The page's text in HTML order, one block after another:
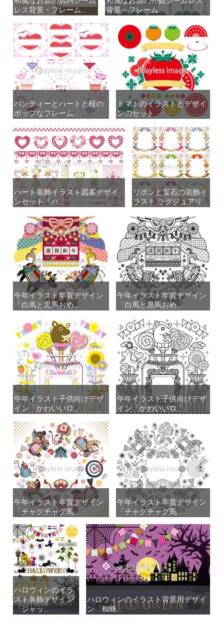
レス背景・フレーム...
レス背景・フレーム...
背景・フレーム...
背景・フレーム...
パンティーとハートと桜の
ポップなフレーム...
パンティーとハートと桜の
ポップなフレーム...
トマトのイラストとデザイ
ンのセット
トマトのイラストとデザイ
ンのセット
ハート装飾イラスト図案デザイ
ンセット「ハ...
ハート装飾イラスト図案デザイ
ンセット「ハ...
リボンと宝石の装飾イ
ラスト ラグジュアリ...
リボンと宝石の装飾イ
ラスト ラグジュアリ...
午年イラスト年賀デザイン
「白馬と黒馬おめ...
午年イラスト年賀デザイン
「白馬と黒馬おめ...
午年イラスト年賀デザイン
「白馬と黒馬おめ...
午年イラスト年賀デザイン
「白馬と黒馬おめ...
午年イラスト子供向けデザ
イン「かわいいロ...
午年イラスト子供向けデザ
イン「かわいいロ...
午年イラスト子供向けデザ
イン「かわいいロ...
午年イラスト子供向けデザ
イン「かわいいロ...
午年イラスト年賀デザイン
「チャグチャグ馬...
午年イラスト年賀デザイン
「チャグチャグ馬...
午年イラスト年賀デザイン
「チャグチャグ馬...
午年イラスト年賀デザイン
「チャグチャグ馬...
ハロウィンのイラ
スト装飾デザイン
「ジャッ...
ハロウィンのイラ
スト装飾デザイン
「ジャッ...
ハロウィンのイラスト背景用デザイ
ン「蜘蛛...
ハロウィンのイラスト背景用デザイ
ン「蜘蛛...